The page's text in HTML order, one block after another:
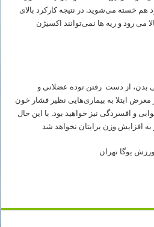
هم خسته می‌شوید. در نتیجه کارکرد بالای
می رود و ریه ها نمی‌توانند اکسیژن
بدن، از دست رفتن توده عضلانی و
معرض ابتلا به بیماری‌هایی نظیر فشار خون
دیابت نوع ۲، بی‌خوابی و افسردگی نیز خواهید بود. با این حال
افزایش وزن برایتان نخواهد شد
یوگا تهران